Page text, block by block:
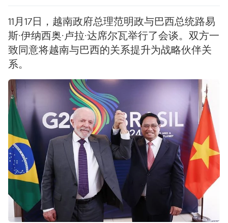
11月17日，越南政府总理范明政与巴西总统路易
斯·伊纳西奥·卢拉·达席尔瓦举行了会谈。双方一
致同意将越南与巴西的关系提升为战略伙伴关
系。